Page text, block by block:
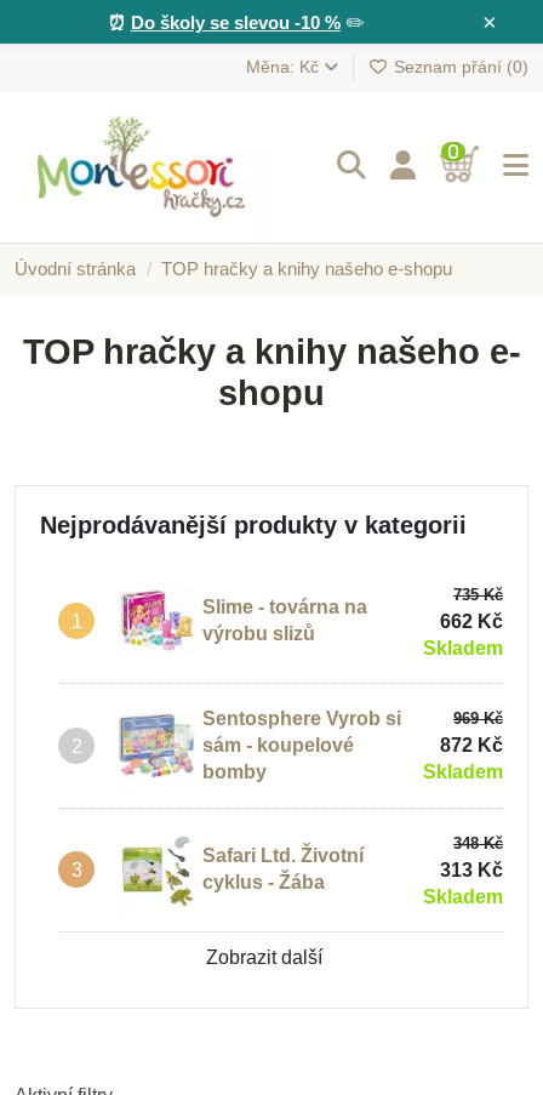
×
⏰ Do školy se slevou -10 %✏️
Měna: Kč Seznam přání (0)
0
Úvodní stránka TOP hračky a knihy našeho e-shopu
TOP hračky a knihy našeho e-
shopu
Nejprodávanější produkty v kategorii
1
Slime - továrna na
výrobu slizů
735 Kč
662 Kč
Skladem
2
Sentosphere Vyrob si
sám - koupelové
bomby
969 Kč
872 Kč
Skladem
3
Safari Ltd. Životní
cyklus - Žába
348 Kč
313 Kč
Skladem
Zobrazit další